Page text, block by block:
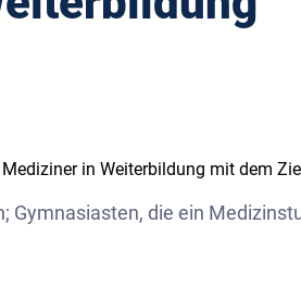
in Weiterbildung mit dem
Gymnasiasten, die ein